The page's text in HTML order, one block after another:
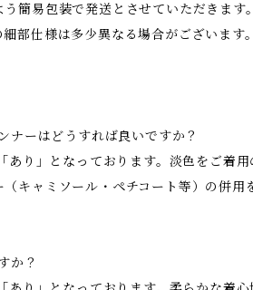
簡易包装で発送とさせていただきます。
部仕様は多少異なる場合がございます
ナーはどうすれば良いですか？
あり」となっております。淡色をご着
キャミソール・ペチコート等）の併用
か？